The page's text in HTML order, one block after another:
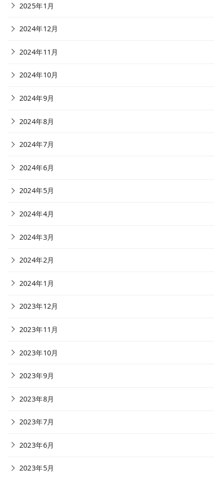
2025年1月
2024年12月
2024年11月
2024年10月
2024年9月
2024年8月
2024年7月
2024年6月
2024年5月
2024年4月
2024年3月
2024年2月
2024年1月
2023年12月
2023年11月
2023年10月
2023年9月
2023年8月
2023年7月
2023年6月
2023年5月